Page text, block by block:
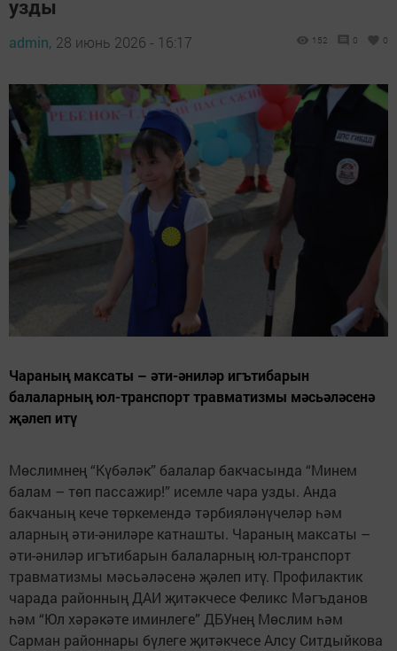
узды
admin, 28 июнь 2026 - 16:17 152 0 0
Чараның максаты – әти-әниләр игътибарын
балаларның юл-транспорт травматизмы мәсьәләсенә
җәлеп итү
Мөслимнең “Күбәләк” балалар бакчасында “Минем
балам – төп пассажир!” исемле чара узды. Анда
бакчаның кече төркемендә тәрбияләнүчеләр һәм
аларның әти-әниләре катнашты. Чараның максаты –
әти-әниләр игътибарын балаларның юл-транспорт
травматизмы мәсьәләсенә җәлеп итү. Профилактик
чарада районның ДАИ җитәкчесе Феликс Мәгъданов
һәм “Юл хәрәкәте иминлеге” ДБУнең Мөслим һәм
Сарман районнары бүлеге җитәкчесе Алсу Ситдыйкова